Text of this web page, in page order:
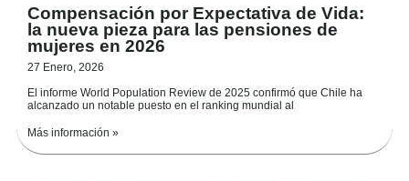
Compensación por Expectativa de Vida:
la nueva pieza para las pensiones de
mujeres en 2026
27 Enero, 2026
El informe World Population Review de 2025 confirmó que Chile ha
alcanzado un notable puesto en el ranking mundial al
Más información »